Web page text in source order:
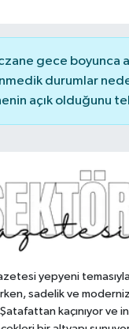
gece boyunca
durumlar
açık olduğunu
yepyeni
sadelik ve
kaçınıyor ve